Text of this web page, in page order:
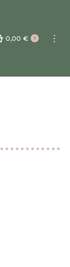
0,00 € 0